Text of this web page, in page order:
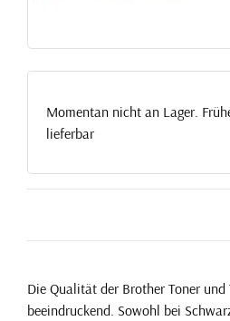
Momentan nicht an Lager.
lieferbar
Die Qualität der Brother Toner
beeindruckend. Sowohl bei